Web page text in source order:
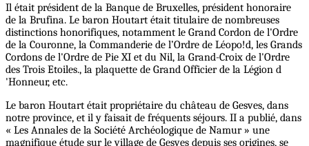
Il était président de la Banque de Bruxelles, président honoraire
de la Brufina. Le baron Houtart était titulaire de nombreuses
distinctions honorifiques, notamment le Grand Cordon de l'Ordre
de la Couronne, la Commanderie de l’Ordre de Léopo!d, les Grands
Cordons de l'Ordre de Pie XI et du Nil, la Grand-Croix de l'Ordre
des Trois Etoiles., la plaquette de Grand Officier de la Légion d
'Honneur, etc.
Le baron Houtart était propriétaire du château de Gesves, dans
notre province, et il y faisait de fréquents séjours. II a publié, dans
« Les Annales de la Société Archéologique de Namur » une
magnifique étude sur le village de Gesves depuis ses origines, se